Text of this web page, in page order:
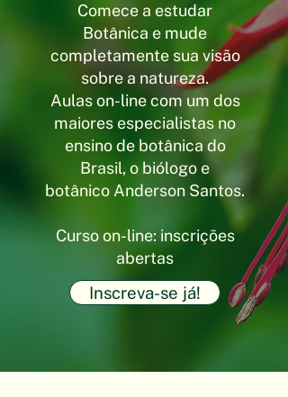
Comece a estudar
Botânica e mude
completamente sua visão
sobre a natureza.
Aulas on-line com um dos
maiores especialistas no
ensino de botânica do
Brasil, o biólogo e
botânico Anderson Santos.
Curso on-line: inscrições
abertas
Inscreva-se já!